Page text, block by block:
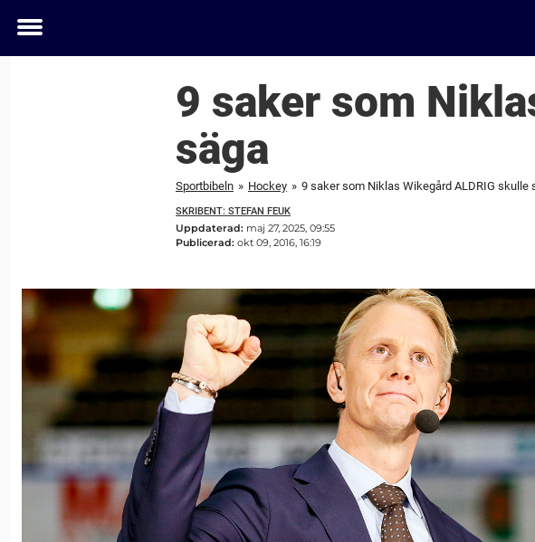
Toggle
9 saker som
säga
Sportbibeln » Hockey » 9 saker som Niklas Wikegård ALDRIG skulle
SKRIBENT: STEFAN FEUK
Uppdaterad: maj 27, 2025, 09:55
Publicerad: okt 09, 2016, 16:19